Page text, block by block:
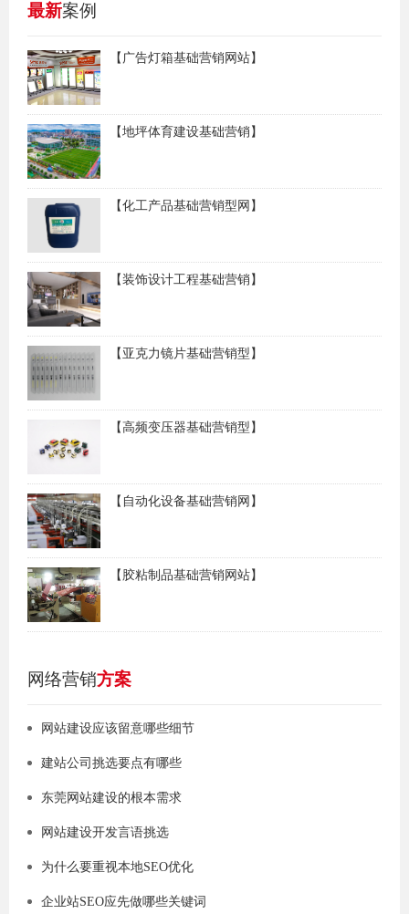
最新案例
【广告灯箱基础营销网站】
【地坪体育建设基础营销】
【化工产品基础营销型网】
【装饰设计工程基础营销】
【亚克力镜片基础营销型】
【高频变压器基础营销型】
【自动化设备基础营销网】
【胶粘制品基础营销网站】
网络营销方案
网站建设应该留意哪些细节
建站公司挑选要点有哪些
东莞网站建设的根本需求
网站建设开发言语挑选
为什么要重视本地SEO优化
企业站SEO应先做哪些关键词